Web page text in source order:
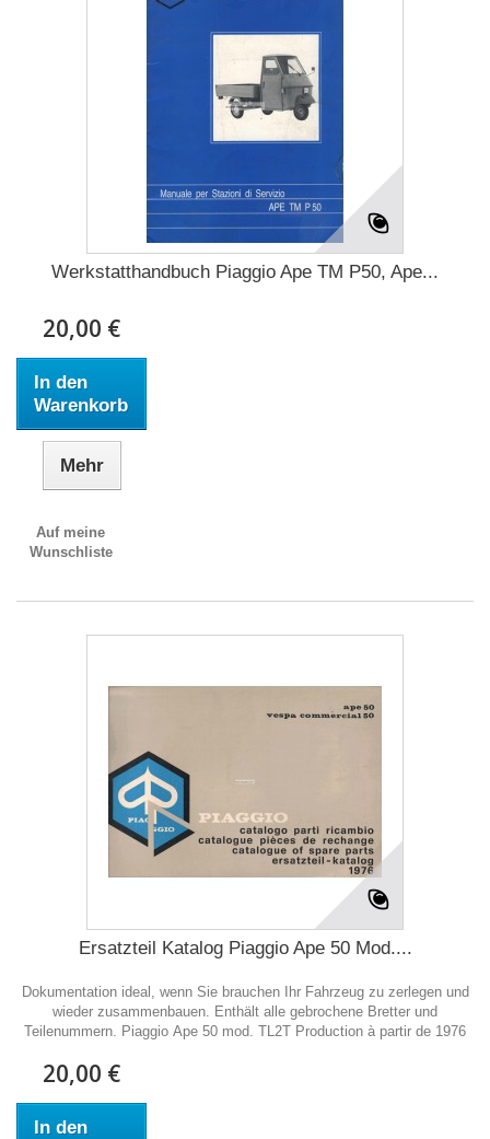
Werkstatthandbuch Piaggio Ape TM P50, Ape...
20,00 €
In den
Warenkorb
Mehr
Auf meine
Wunschliste
Ersatzteil Katalog Piaggio Ape 50 Mod....
Dokumentation ideal, wenn Sie brauchen Ihr Fahrzeug zu zerlegen und
wieder zusammenbauen. Enthält alle gebrochene Bretter und
Teilenummern. Piaggio Ape 50 mod. TL2T Production à partir de 1976
20,00 €
In den